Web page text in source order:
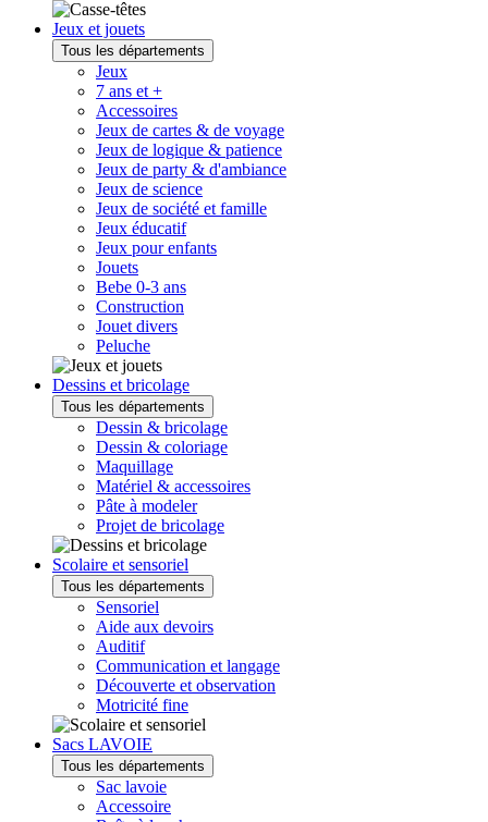
Jeux et jouets
Tous les départements
Jeux
7 ans et +
Accessoires
Jeux de cartes & de voyage
Jeux de logique & patience
Jeux de party & d'ambiance
Jeux de science
Jeux de société et famille
Jeux éducatif
Jeux pour enfants
Jouets
Bebe 0-3 ans
Construction
Jouet divers
Peluche
Dessins et bricolage
Tous les départements
Dessin & bricolage
Dessin & coloriage
Maquillage
Matériel & accessoires
Pâte à modeler
Projet de bricolage
Scolaire et sensoriel
Tous les départements
Sensoriel
Aide aux devoirs
Auditif
Communication et langage
Découverte et observation
Motricité fine
Sacs LAVOIE
Tous les départements
Sac lavoie
Accessoire